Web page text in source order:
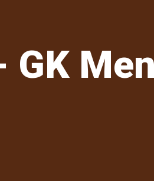
GK